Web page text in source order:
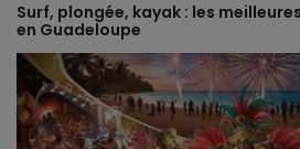
Surf, plongée, kayak : les
en Guadeloupe